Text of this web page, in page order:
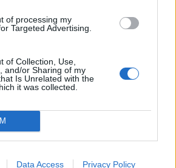
of processing my
Targeted Advertising.
of Collection, Use,
and/or Sharing of my
Is Unrelated with the
it was collected.
Data Access Privacy Policy
το 2026: Από τη
αφθονίας στη συστημική
του 2026 επιταχύνει με εκρηκτικές
όλο και περισσότερες εταιρείες
δεδομένων, αλλά, σύμφωνα με
υπάρχο